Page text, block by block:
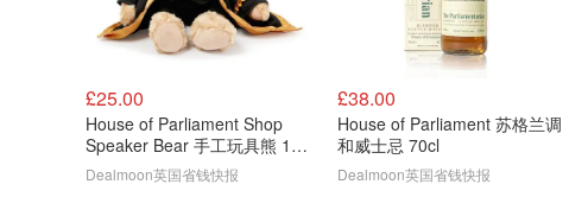
£25.00
House of Parliament Shop
Speaker Bear 手工玩具熊 14
英寸
Dealmoon英国省钱快报
£38.00
House of Parliament 苏格兰调
和威士忌 70cl
Dealmoon英国省钱快报